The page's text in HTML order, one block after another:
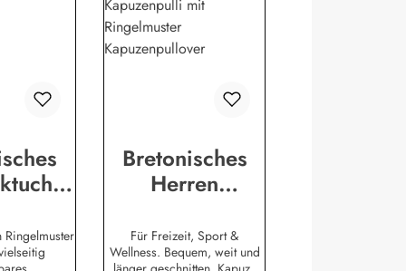
Ringelmuster
Bretonisches
Herren
gestreifter
Kapuzenpulli
Für Freizeit, Sport &
Wellness. Bequem, weit und